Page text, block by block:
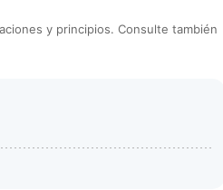
y principios. Consulte también